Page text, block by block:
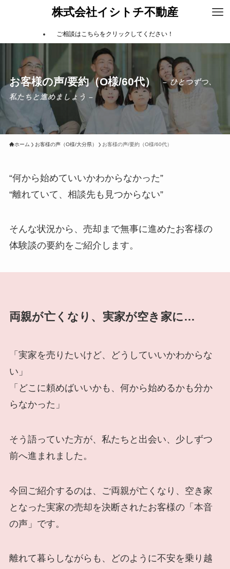
株式会社イシトチ不動産
ご相談はこちらをクリックしてください！
お客様の声/要約（O様/60代）
– ひとつずつ、
私たちと進めましょう –
ホーム お客様の声（O様/大分県） お客様の声/要約（O様/60代）
“何から始めていいかわからなかった”
“離れていて、相談先も見つからない”
そんな状況から、売却まで無事に進めたお客様の
体験談の要約をご紹介します。
両親が亡くなり、実家が空き家に…
「実家を売りたいけど、どうしていいかわからな
い」
「どこに頼めばいいかも、何から始めるかも分か
らなかった」
そう語っていた方が、私たちと出会い、少しずつ
前へ進まれました。
今回ご紹介するのは、ご両親が亡くなり、空き家
となった実家の売却を決断されたお客様の「本音
の声」です。
離れて暮らしながらも、どのように不安を乗り越